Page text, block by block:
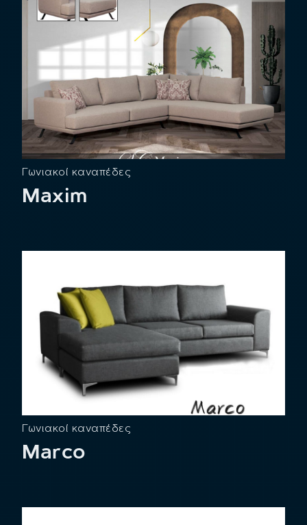
Γωνιακοί καναπέδες
Maxim
Γωνιακοί καναπέδες
Marco